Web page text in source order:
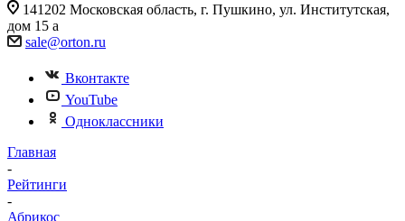
141202 Московская область, г. Пушкино, ул. Институтская,
дом 15 а
sale@orton.ru
Вконтакте
YouTube
Одноклассники
Главная
-
Рейтинги
-
Абрикос